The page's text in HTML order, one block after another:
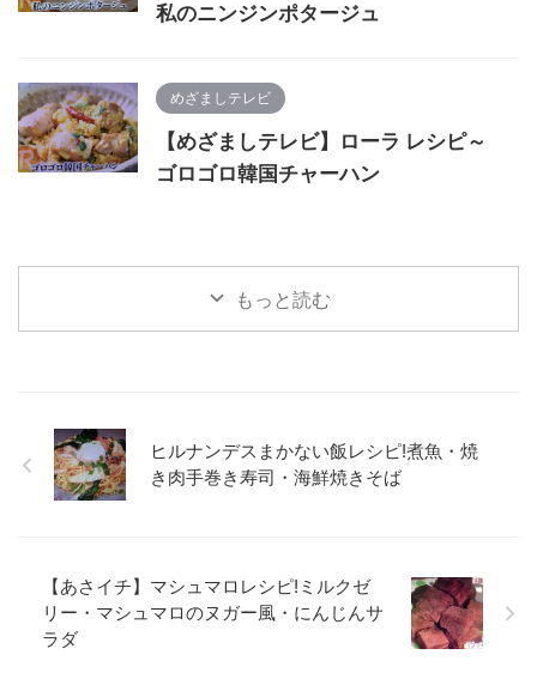
私のニンジンポタージュ
めざましテレビ
【めざましテレビ】ローラ レシピ～
ゴロゴロ韓国チャーハン
もっと読む
ヒルナンデスまかない飯レシピ!煮魚・焼
き肉手巻き寿司・海鮮焼きそば
【あさイチ】マシュマロレシピ!ミルクゼ
リー・マシュマロのヌガー風・にんじんサ
ラダ